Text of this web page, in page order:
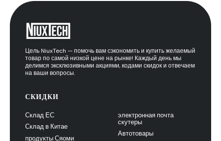
Цель NiuxTech — помочь вам сэкономить и купить желаемый
товар по самой низкой цене на рынке! Каждый день мы
делимся эксклюзивными акциями, кодами скидок и отвечаем
на ваши вопросы.
СКИДКИ
Склад ЕС
Склад в Китае
продукты Сяоми
электронная почта
скутеры
Автотовары